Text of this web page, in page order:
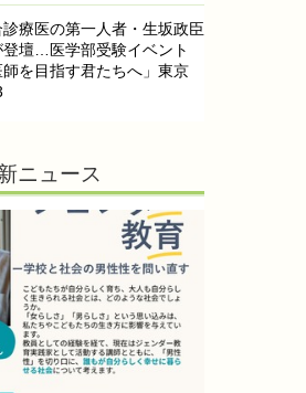
療医の第一人者・生坂政臣
登壇…医学部受験イベント
師を目指す君たちへ」東京
ニュース